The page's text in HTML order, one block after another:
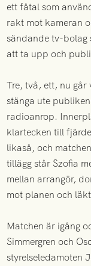
ett fåtal som
rakt mot kameran
sändande tv-
att ta upp och
Tre, två, ett, nu
stänga ute
radioanrop.
klartecken till
likaså, och
tillägg står Szofia
mellan arrangör,
mot planen och
Matchen är igång
Simmergren och
styrelseledamoten